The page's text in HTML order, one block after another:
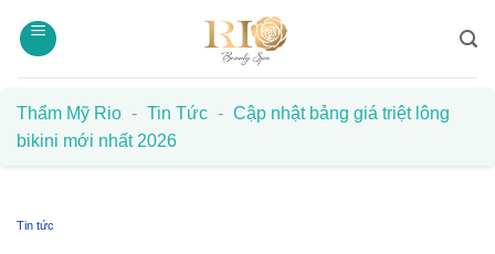
qua
Thẩm Mỹ Rio - Tin Tức - Cập nhật bảng giá triệt lông
bikini mới nhất 2026
Tin tức